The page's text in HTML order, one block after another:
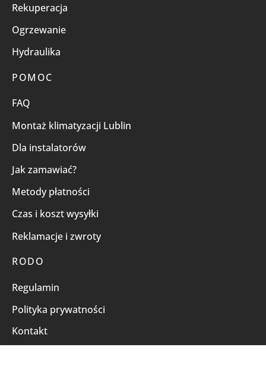
Rekuperacja
Ogrzewanie
Hydraulika
POMOC
FAQ
Montaż klimatyzacji Lublin
Dla instalatorów
Jak zamawiać?
Metody płatności
Czas i koszt wysyłki
Reklamacje i zwroty
RODO
Regulamin
Polityka prywatności
Kontakt